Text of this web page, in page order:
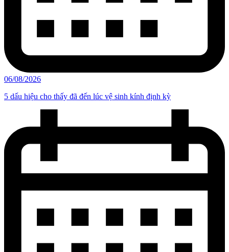
06/08/2026
5 dấu hiệu cho thấy đã đến lúc vệ sinh kính định kỳ